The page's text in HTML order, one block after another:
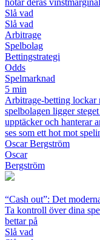
Slå vad
Slå vad
Arbitrage
Spelbolag
Bettingstrategi
Odds
Spelmarknad
5 min
Arbitrage-betting lockar
spelbolagen ligger
upptäcker och hanterar
ses som ett hot mot
Oscar Bergström
Oscar
Bergström
“Cash out”: Det
Ta kontroll över dina
bettar på
Slå vad